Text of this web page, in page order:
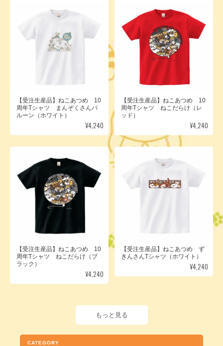
【受注生産品】ねこあつめ 10
周年Tシャツ まんぞくさんバ
ルーン（ホワイト）
¥4,240
【受注生産品】ねこあつめ 10
周年Tシャツ ねこだらけ（レ
ッド）
¥4,240
【受注生産品】ねこあつめ 10
周年Tシャツ ねこだらけ（ブ
ラック）
¥4,240
【受注生産品】ねこあつめ ず
きんさんTシャツ（ホワイト）
¥4,240
もっと見る
CATEGORY